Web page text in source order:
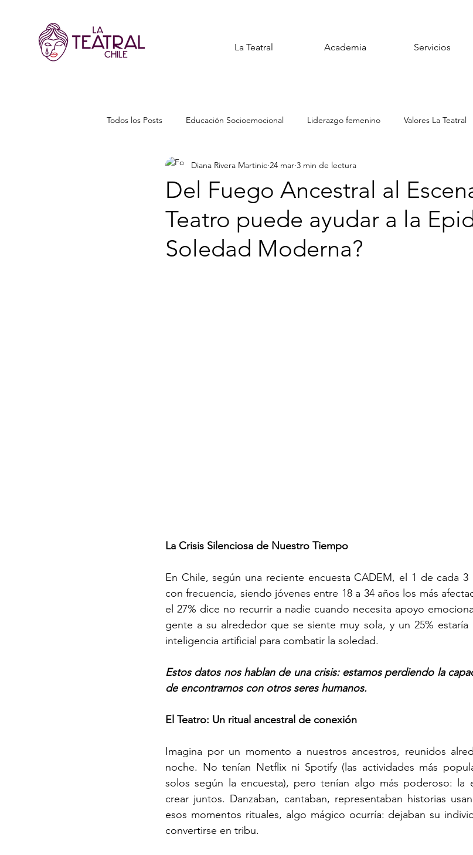
La Teatral Academia Servicios
Todos los Posts Educación Socioemocional Liderazgo femenino Valores La Teatral
Del Fuego Ancestral al
Teatro puede ayudar a la
Soledad Moderna?
Diana Rivera Martinic 24 mar 3 min de lectura
La Crisis Silenciosa de Nuestro Tiempo
En Chile, según una reciente encuesta CADEM, el 1 de cada
con frecuencia, siendo jóvenes entre 18 a 34 años los más
el 27% dice no recurrir a nadie cuando necesita apoyo
gente a su alrededor que se siente muy sola, y un 25%
inteligencia artificial para combatir la soledad.
Estos datos nos hablan de una crisis: estamos perdiendo la
de encontrarnos con otros seres humanos.
El Teatro: Un ritual ancestral de conexión
Imagina por un momento a nuestros ancestros, reunidos
noche. No tenían Netflix ni Spotify (las actividades más
solos según la encuesta), pero tenían algo más poderoso: la
crear juntos. Danzaban, cantaban, representaban historias
esos momentos rituales, algo mágico ocurría: dejaban su
convertirse en tribu.